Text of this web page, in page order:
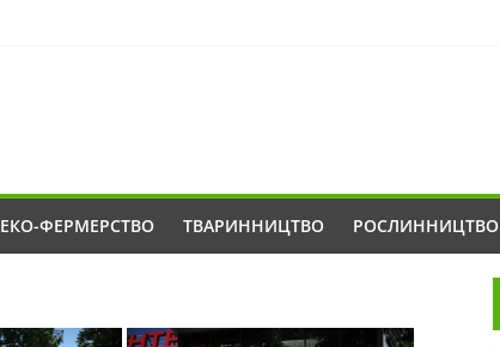
ЕКО-ФЕРМЕРСТВО ТВАРИННИЦТВО РОСЛИННИЦТВО